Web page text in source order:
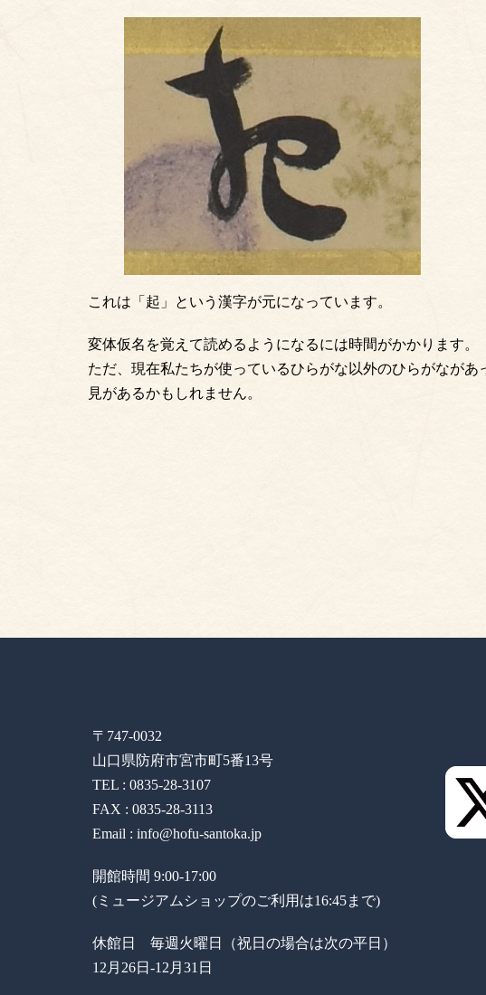
これは「起」という漢字が元になっています。
変体仮名を覚えて読めるようになるには時間がかかります。
ただ、現在私たちが使っているひらがな以外のひらがなが
見があるかもしれません。
〒747-0032
山口県防府市宮市町5番13号
TEL : 0835-28-3107
FAX : 0835-28-3113
Email : info@hofu-santoka.jp
開館時間 9:00-17:00
(ミュージアムショップのご利用は16:45まで)
休館日 毎週火曜日（祝日の場合は次の平日）
12月26日-12月31日